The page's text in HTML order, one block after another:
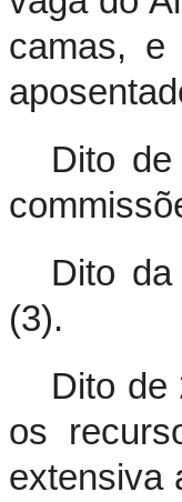
camas,
Dito
Dito
(3).
Dito de
os
extensiva